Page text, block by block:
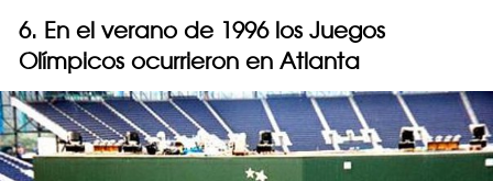
6. En el verano de 1996 los Juegos
Olímpicos ocurrieron en Atlanta